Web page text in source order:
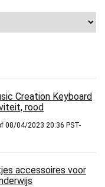
Creation Keyboard
rood
08/04/2023 20:36 PST-
accessoires voor